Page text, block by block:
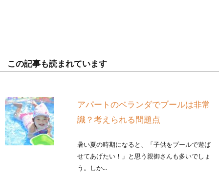
この記事も読まれています
アパートのベランダでプールは非常
識？考えられる問題点
暑い夏の時期になると、「子供をプールで遊ば
せてあげたい！」と思う親御さんも多いでしょ
う。しか...